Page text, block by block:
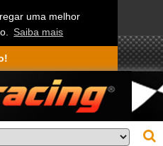
uma melhor
Saiba mais